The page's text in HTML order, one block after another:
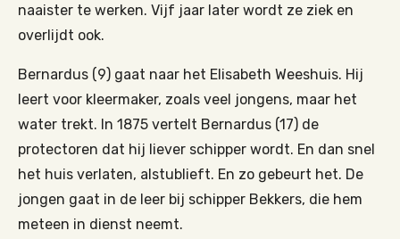
naaister te werken. Vijf jaar later wordt ze ziek en
overlijdt ook.
Bernardus (9) gaat naar het Elisabeth Weeshuis. Hij
leert voor kleermaker, zoals veel jongens, maar het
water trekt. In 1875 vertelt Bernardus (17) de
protectoren dat hij liever schipper wordt. En dan snel
het huis verlaten, alstublieft. En zo gebeurt het. De
jongen gaat in de leer bij schipper Bekkers, die hem
meteen in dienst neemt.